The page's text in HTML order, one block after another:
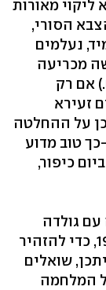
ליקוי מאורות
הסורי,
נעלמים
מכריעה
אם רק
זעירא
על ההחלטה
טוב מדוע
כיפור,
עם גולדה
מאיר במטה המוסד ב-25 בספטמבר 1973, כדי להזהיר
שואלים
המלחמה